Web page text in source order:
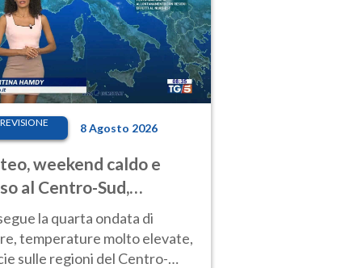
8 Agosto 2026
weekend caldo e
al Centro-Sud,
sui rilievi
la quarta ondata di
temperature molto elevate,
sulle regioni del Centro-